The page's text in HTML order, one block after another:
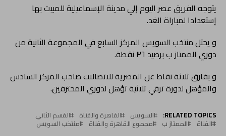
يتوجه الفريق عصر اليوم إلي مدينة الإسماعيلية للمبيت بها
إستعدادا لمباراة الغد.
و يحتل منتخب السويس المركز السابع في المجموعة الثانية من
دوري الممتاز ب برصيد ٣٦ نقطة.
و بفارق ثلاثة نقاط عن المصرية للاتصالات صاحب المركز السادس
والمؤهل لدورة ترقي ثلاثية تؤهل لدوري المحترفين.
RELATED TOPICS: السويس القاهرة والقناة القسم الثاني
القناة الممتاز ب مجموع القاهرة والقناة منتخب السويس